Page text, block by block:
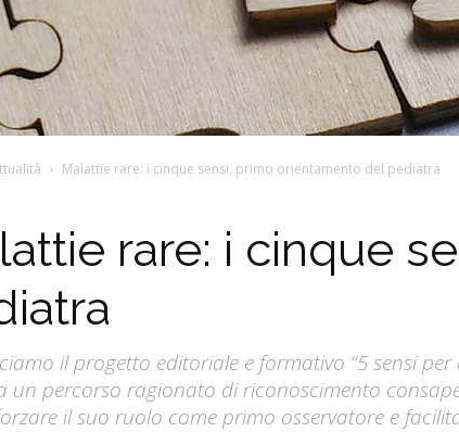
Malattie rare: i cinque sensi, primo orientamento del pediatra
rare: i cinque
il progetto editoriale e formativo “5 sensi
un percorso ragionato di riconoscimento
il suo ruolo come primo osservatore e